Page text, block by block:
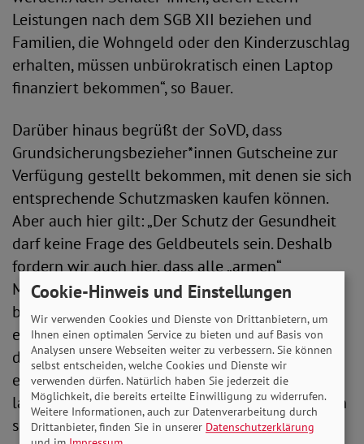
Leistungen nach dem SGB XII beziehen und
Familien, die Wohngeld oder den Kinderzuschlag
erhalten, müssen unbürokratisch einen Laptop
finanziert bekommen“, so Bauer.
Darüber hinaus begrüßt der SoVD, dass
Grundsicherungsbezieher*innen Gutscheine zur
Verfügung gestellt bekommen, mit denen sie sich
entsprechende Schutzmasken kaufen können.
Aber auch hier gilt: „Der Schutz der Gesundheit
darf keine Frage des Geldbeutels sein. Deshalb
fordern wir auch hier, dass alle „armen“
Menschen mitgedacht werden.“ Die gestern
beschlossene Einmalzahlung von 150 Euro ist
ein weiterer Schritt in die richtige Richtung. „Für
den Moment sind die beschlossenen 150 Euro
ein gutes Signal. Was wir aber brauchen, ist eine
langfristige Lösung, die verhindert, dass ohnehin
schon sozial benachteiligte Menschen immer
Cookie-Hinweis und Einstellungen
Wir verwenden Cookies und Dienste von Drittanbietern, um
Ihnen einen optimalen Service zu bieten und auf Basis von
Analysen unsere Webseiten weiter zu verbessern. Sie können
selbst entscheiden, welche Cookies und Dienste wir
verwenden dürfen. Natürlich haben Sie jederzeit die
Möglichkeit, die bereits erteilte Einwilligung zu widerrufen.
Weitere Informationen, auch zur Datenverarbeitung durch
Drittanbieter, finden Sie in unserer Datenschutzerklärung